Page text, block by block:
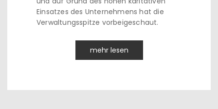
Einsatzes des Unternehmens hat die
Verwaltungsspitze vorbeigeschaut.
mehr lesen